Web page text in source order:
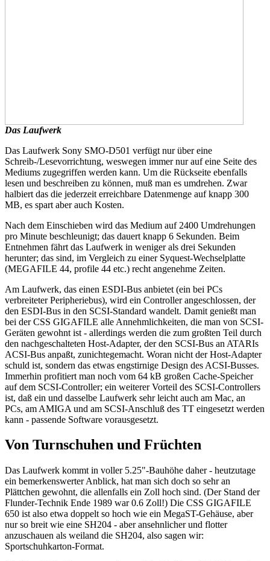
Das Laufwerk
Das Laufwerk Sony SMO-D501 verfügt nur über eine
Schreib-/Lesevorrichtung, weswegen immer nur auf eine Seite des
Mediums zugegriffen werden kann. Um die Rückseite ebenfalls
lesen und beschreiben zu können, muß man es umdrehen. Zwar
halbiert das die jederzeit erreichbare Datenmenge auf knapp 300
MB, es spart aber auch Kosten.
Nach dem Einschieben wird das Medium auf 2400 Umdrehungen
pro Minute beschleunigt; das dauert knapp 6 Sekunden. Beim
Entnehmen fährt das Laufwerk in weniger als drei Sekunden
herunter; das sind, im Vergleich zu einer Syquest-Wechselplatte
(MEGAFILE 44, profile 44 etc.) recht angenehme Zeiten.
Am Laufwerk, das einen ESDI-Bus anbietet (ein bei PCs
verbreiteter Peripheriebus), wird ein Controller angeschlossen, der
den ESDI-Bus in den SCSI-Standard wandelt. Damit genießt man
bei der CSS GIGAFILE alle Annehmlichkeiten, die man von SCSI-
Geräten gewohnt ist - allerdings werden die zum großten Teil durch
den nachgeschalteten Host-Adapter, der den SCSI-Bus an ATARIs
ACSI-Bus anpaßt, zunichtegemacht. Woran nicht der Host-Adapter
schuld ist, sondern das etwas engstirnige Design des ACSI-Busses.
Immerhin profitiert man noch vom 64 kB großen Cache-Speicher
auf dem SCSI-Controller; ein weiterer Vorteil des SCSI-Controllers
ist, daß ein und dasselbe Laufwerk sehr leicht auch am Mac, an
PCs, am AMIGA und am SCSI-Anschluß des TT eingesetzt werden
kann - passende Software vorausgesetzt.
Von Turnschuhen und Früchten
Das Laufwerk kommt in voller 5.25"-Bauhöhe daher - heutzutage
ein bemerkenswerter Anblick, hat man sich doch so sehr an
Plättchen gewohnt, die allenfalls ein Zoll hoch sind. (Der Stand der
Flunder-Technik Ende 1989 war 0.6 Zoll!) Die CSS GIGAFILE
650 ist also etwa doppelt so hoch wie ein MegaST-Gehäuse, aber
nur so breit wie eine SH204 - aber ansehnlicher und flotter
anzuschauen als weiland die SH204, also sagen wir:
Sportschuhkarton-Format.